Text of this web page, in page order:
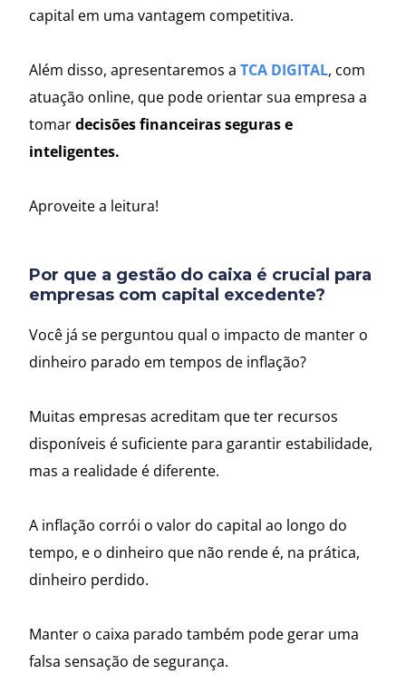
capital em uma vantagem competitiva.
Além disso, apresentaremos a TCA DIGITAL, com
atuação online, que pode orientar sua empresa a
tomardecisões financeiras seguras e
inteligentes.
Aproveite a leitura!
Por que a gestão do caixa é crucial para
empresas com capital excedente?
Você já se perguntou qual o impacto de manter o
dinheiro parado em tempos de inflação?
Muitas empresas acreditam que ter recursos
disponíveis é suficiente para garantir estabilidade,
mas a realidade é diferente.
A inflação corrói o valor do capital ao longo do
tempo, e o dinheiro que não rende é, na prática,
dinheiro perdido.
Manter o caixa parado também pode gerar uma
falsa sensação de segurança.